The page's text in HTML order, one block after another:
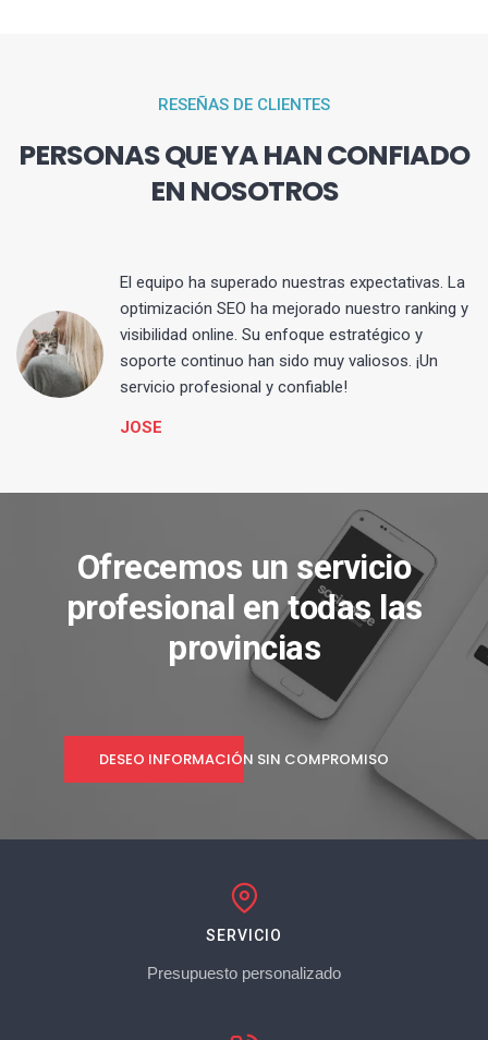
RESEÑAS DE CLIENTES
PERSONAS QUE YA HAN CONFIADO
EN NOSOTROS
El equipo ha superado nuestras expectativas. La
optimización SEO ha mejorado nuestro ranking y
visibilidad online. Su enfoque estratégico y
soporte continuo han sido muy valiosos. ¡Un
servicio profesional y confiable!
JOSE
Ofrecemos un servicio
profesional en todas las
provincias
DESEO INFORMACIÓN SIN COMPROMISO
SERVICIO
Presupuesto personalizado